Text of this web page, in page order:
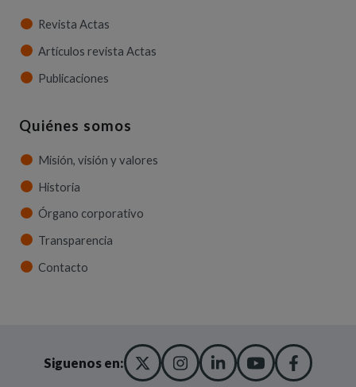
Revista Actas
Artículos revista Actas
Publicaciones
Quiénes somos
Misión, visión y valores
Historia
Órgano corporativo
Transparencia
Contacto
Siguenos en: X TWITTER
(ABRE EN NUEVA
INSTAGRAM
(ABRE EN NUEVA
LINKEDIN
(ABRE EN
YOUTUBE
(ABRE EN